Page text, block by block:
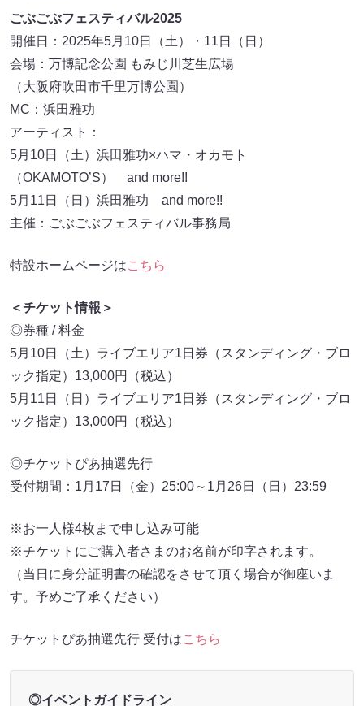
ごぶごぶフェスティバル2025
開催日：2025年5月10日（土）・11日（日）
会場：万博記念公園 もみじ川芝生広場
（大阪府吹田市千里万博公園）
MC：浜田雅功
アーティスト：
5月10日（土）浜田雅功×ハマ・オカモト
（OKAMOTO’S） and more!!
5月11日（日）浜田雅功 and more!!
主催：ごぶごぶフェスティバル事務局
特設ホームページはこちら
＜チケット情報＞
◎券種 / 料金
5月10日（土）ライブエリア1日券（スタンディング・ブロ
ック指定）13,000円（税込）
5月11日（日）ライブエリア1日券（スタンディング・ブロ
ック指定）13,000円（税込）
◎チケットぴあ抽選先行
受付期間：1月17日（金）25:00～1月26日（日）23:59
※お一人様4枚まで申し込み可能
※チケットにご購入者さまのお名前が印字されます。
（当日に身分証明書の確認をさせて頂く場合が御座いま
す。予めご了承ください）
チケットぴあ抽選先行 受付はこちら
◎イベントガイドライン